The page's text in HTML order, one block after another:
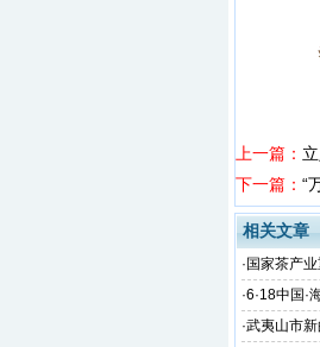
上一篇：
下一篇： “
相关文章
· 国家茶产
·6·18中国·
金额51.38亿
·武夷山市